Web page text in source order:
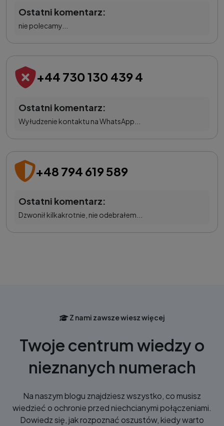
Ostatni komentarz:
nie polecamy...
+44 730 130 439 4
Ostatni komentarz:
Wyłudzenie kontaktu na WhatsApp...
+48 794 619 589
Ostatni komentarz:
Dzwonił kilkakrotnie, nie odebrałem...
Z nami zawsze wiesz więcej
Twoje centrum wiedzy o
nieznanych numerach
Na naszym blogu znajdziesz wszystko, co musisz
wiedzieć o ochronie przed niechcianymi połączeniami.
Dowiedz się, jak rozpoznać oszustów, kiedy warto